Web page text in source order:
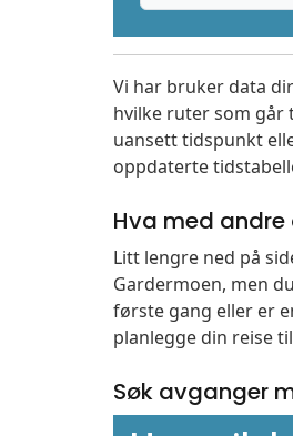
Vi har bruker data
hvilke ruter som går
uansett tidspunkt
oppdaterte
Hva med
Litt lengre ned på
Gardermoen, men
første gang eller er
planlegge din reise
Søk avganger